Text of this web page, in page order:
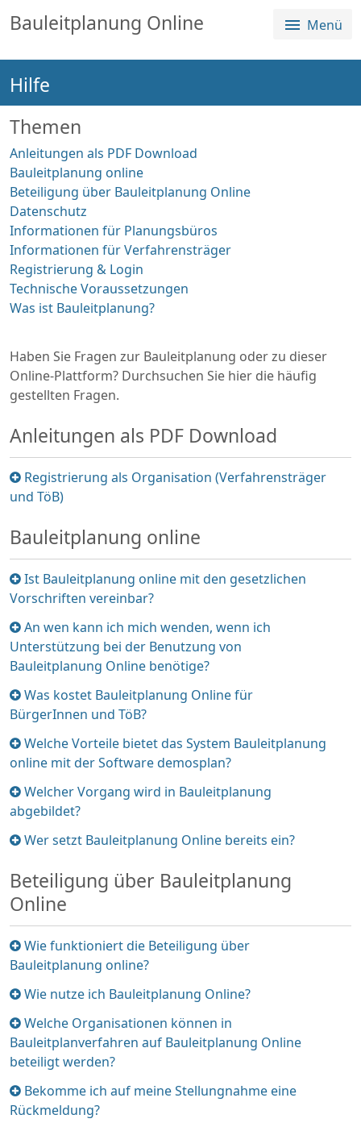
Sprungmenü
Direkt
Hauptnavigation
springen
Direkt
Inhalt
springen
Direkt
springen
Bauleitplanung Online Menü
Alle Planverfahren
Hilfe
Themen
Anleitungen als PDF Download
Bauleitplanung online
Beteiligung über Bauleitplanung Online
Datenschutz
Informationen für Planungsbüros
Informationen für Verfahrensträger
Registrierung & Login
Technische Voraussetzungen
Was ist Bauleitplanung?
Haben Sie Fragen zur Bauleitplanung oder zu dieser
Online-Plattform? Durchsuchen Sie hier die häufig
gestellten Fragen.
Anleitungen als PDF Download
Element
ein-/ausklappen
und TöB)
Bauleitplanung online
Element
ein-/ausklappen
Vorschriften vereinbar?
Element
ein-/ausklappen
Unterstützung bei der Benutzung von
Bauleitplanung Online benötige?
Element
ein-/ausklappen
BürgerInnen und TöB?
Element
ein-/ausklappen
online mit der Software demosplan?
Element
ein-/ausklappen
abgebildet?
Element
Wer setzt Bauleitplanung Online bereits ein?
Beteiligung über Bauleitplanung
Online
Element
ein-/ausklappen
Bauleitplanung online?
Element
Wie nutze ich Bauleitplanung Online?
Element
ein-/ausklappen
Bauleitplanverfahren auf Bauleitplanung Online
beteiligt werden?
Element
ein-/ausklappen
Rückmeldung?